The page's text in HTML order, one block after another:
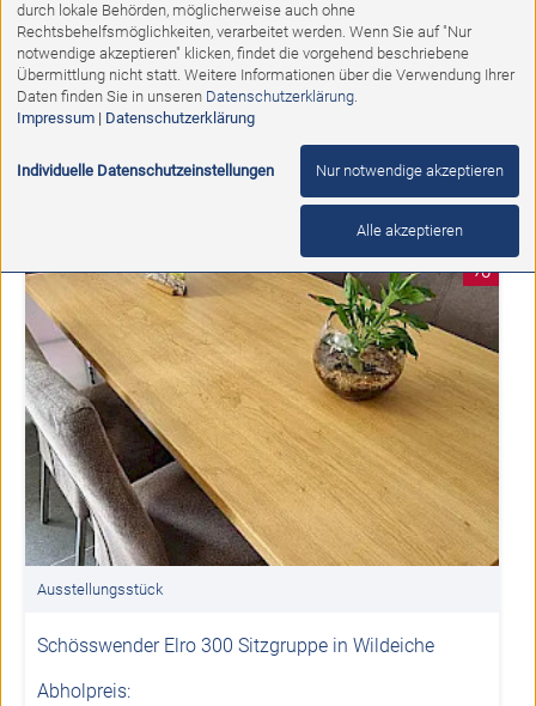
Ausstellungsstück
ESSGRUPPE KERNBUCHE
Abholpreis:
%
Ausstellungsstück
Schösswender Elro 300 Sitzgruppe in Wildeiche
Abholpreis:
durch lokale Behörden, möglicherweise auch ohne
Rechtsbehelfsmöglichkeiten, verarbeitet werden. Wenn Sie auf "Nur
notwendige akzeptieren" klicken, findet die vorgehend beschriebene
Übermittlung nicht statt. Weitere Informationen über die Verwendung Ihrer
Daten finden Sie in unseren Datenschutzerklärung.
Impressum| Datenschutzerklärung
Individuelle Datenschutzeinstellungen Nur notwendige akzeptieren
Alle akzeptieren